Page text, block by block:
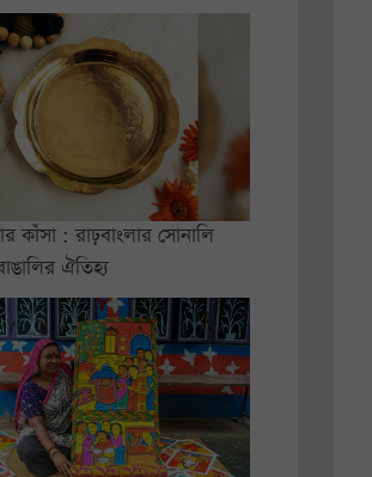
কাঁসা : রাঢ়বাংলার সোনালি
ঐতিহ্য